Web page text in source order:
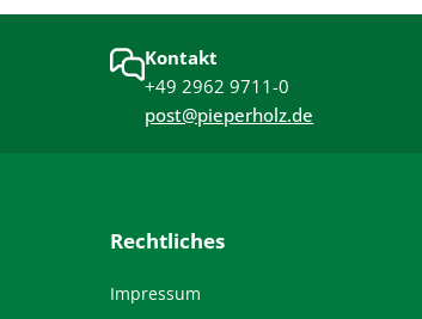
Kontakt
+49 2962 9711-0
post@pieperholz.de
Rechtliches
Impressum